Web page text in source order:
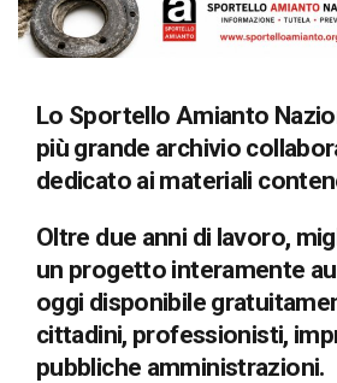
Lo Sportello Amianto
più grande archivio
dedicato ai materiali
Oltre due anni di lavoro,
un progetto interamente
oggi disponibile
cittadini, professionisti,
pubbliche amministrazioni.